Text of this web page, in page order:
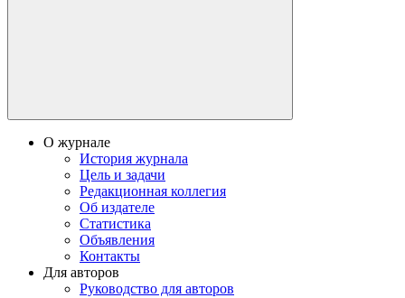
О журнале
История журнала
Цель и задачи
Редакционная коллегия
Об издателе
Статистика
Объявления
Контакты
Для авторов
Руководство для авторов